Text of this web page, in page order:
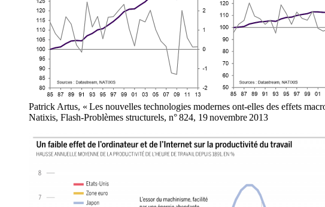
Patrick Artus, « Les nouvelles technologies modernes ont-elles des effets
Natixis, Flash-Problèmes structurels, n° 824, 19 novembre 2013